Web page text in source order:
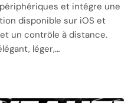
et intégre une
disponible sur iOS et
un contrôle à distance.
léger,…